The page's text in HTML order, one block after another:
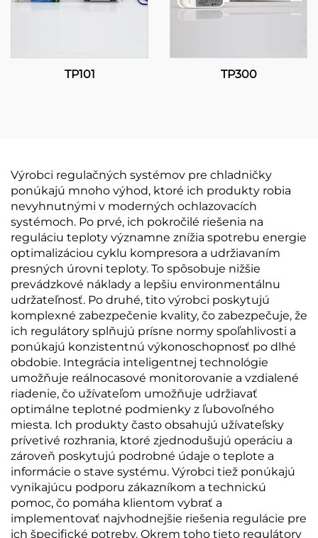
TP101 TP300
Výrobci regulačných systémov pre chladničky
ponúkajú mnoho výhod, ktoré ich produkty robia
nevyhnutnými v moderných ochlazovacích
systémoch. Po prvé, ich pokročilé riešenia na
reguláciu teploty významne znížia spotrebu energie
optimalizáciou cyklu kompresora a udržiavaním
presných úrovni teploty. To spôsobuje nižšie
prevádzkové náklady a lepšiu environmentálnu
udržateľnosť. Po druhé, tito výrobci poskytujú
komplexné zabezpečenie kvality, čo zabezpečuje, že
ich regulátory splňujú prísne normy spoľahlivosti a
ponúkajú konzistentnú výkonoschopnosť po dlhé
obdobie. Integrácia inteligentnej technológie
umožňuje reálnocasové monitorovanie a vzdialené
riadenie, čo užívateľom umožňuje udržiavať
optimálne teplotné podmienky z ľubovoľného
miesta. Ich produkty často obsahujú užívateľsky
prívetivé rozhrania, ktoré zjednodušujú operáciu a
zároveň poskytujú podrobné údaje o teplote a
informácie o stave systému. Výrobci tiež ponúkajú
vynikajúcu podporu zákazníkom a technickú
pomoc, čo pomáha klientom vybrať a
implementovať najvhodnejšie riešenia regulácie pre
ich špecifické potreby. Okrem toho tieto regulátory